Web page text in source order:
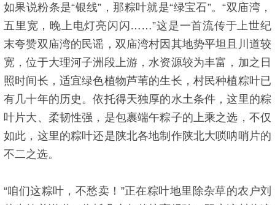
如果说粉条是“银线”，那粽叶就是“绿宝石”。“双庙湾，
五里宽，晚上电灯亮闪闪……”这是一首流传于上世纪
末夸赞双庙湾的民谣，双庙湾村因其地势平坦且川道较
宽，位于大理河子洲段上游，水资源较为丰富，加之日
照时间长，适宜绿色植物芦苇的生长，村民种植粽叶已
有几十年的历史。依托得天独厚的水土条件，这里的粽
叶片大、柔韧性强，是包裹端午粽子的上乘之选，不仅
如此，这里的粽叶还是陕北各地制作陕北大唢呐哨片的
不二之选。
“咱们这粽叶，不愁卖！”正在粽叶地里除杂草的农户刘